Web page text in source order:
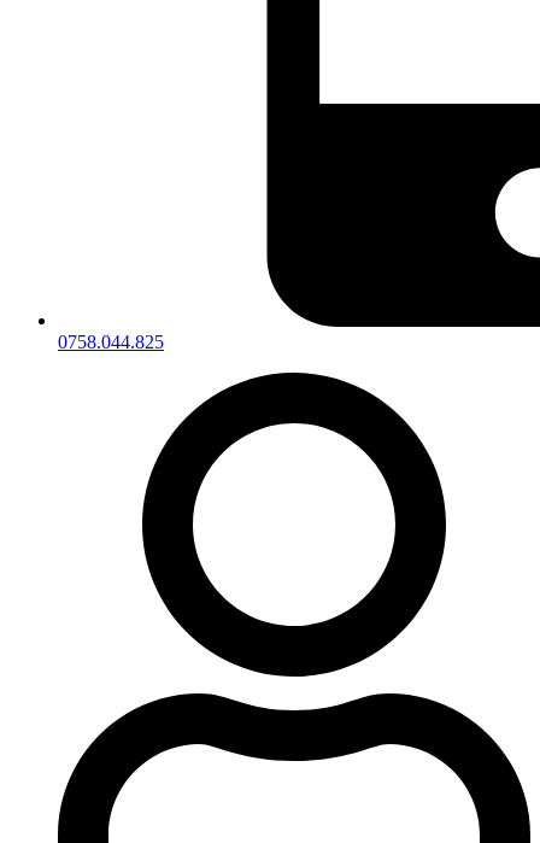
0758.044.825